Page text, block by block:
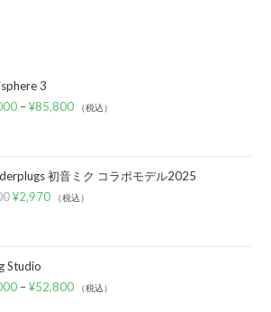
3
–¥85,800 （税込）
初音ミク コラボモデル2025
¥2,970 （税込）
Studio
–¥52,800 （税込）